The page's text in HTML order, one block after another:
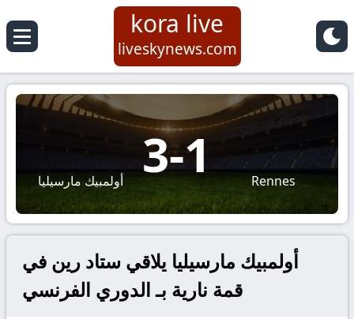
kora live
liveskynews.com
أولمبيك مارسيليا 3-1 Rennes
أولمبيك مارسيليا يلاقي ستاد رين في
قمة نارية بـ الدوري الفرنسي